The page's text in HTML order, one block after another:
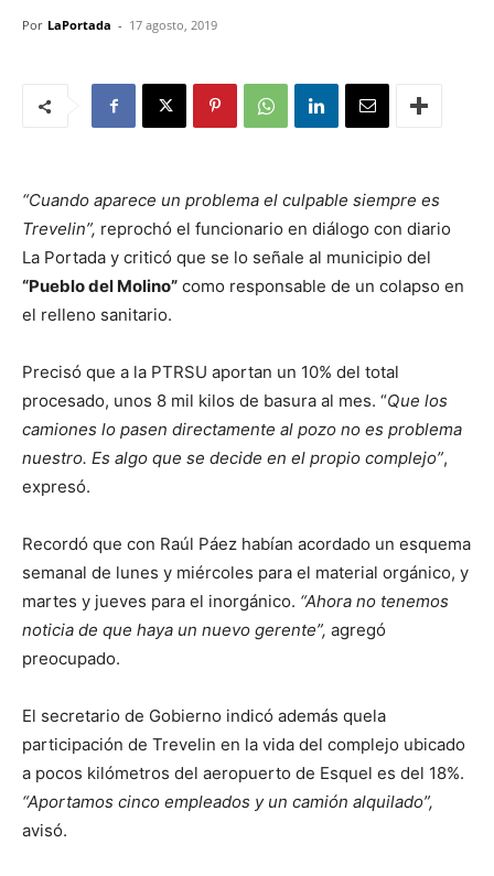
Por LaPortada - 17 agosto, 2019
“Cuando aparece un problema el culpable siempre es
Trevelin”, reprochó el funcionario en diálogo con diario
La Portada y criticó que se lo señale al municipio del
“Pueblo del Molino” como responsable de un colapso en
el relleno sanitario.
Precisó que a la PTRSU aportan un 10% del total
procesado, unos 8 mil kilos de basura al mes. “Que los
camiones lo pasen directamente al pozo no es problema
nuestro. Es algo que se decide en el propio complejo”,
expresó.
Recordó que con Raúl Páez habían acordado un esquema
semanal de lunes y miércoles para el material orgánico, y
martes y jueves para el inorgánico. “Ahora no tenemos
noticia de que haya un nuevo gerente”, agregó
preocupado.
El secretario de Gobierno indicó además quela
participación de Trevelin en la vida del complejo ubicado
a pocos kilómetros del aeropuerto de Esquel es del 18%.
“Aportamos cinco empleados y un camión alquilado”,
avisó.